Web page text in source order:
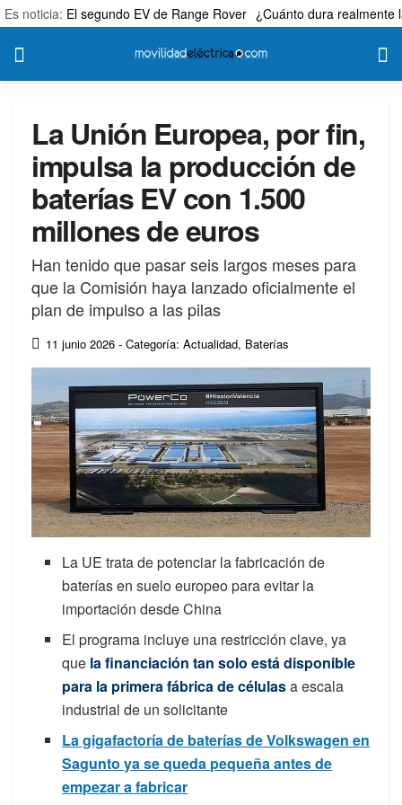
Es noticia: El segundo EV de Range Rover ¿Cuánto dura realmente
La Unión Europea, por fin,
impulsa la producción de
baterías EV con 1.500
millones de euros
Han tenido que pasar seis largos meses para
que la Comisión haya lanzado oficialmente el
plan de impulso a las pilas
11 junio 2026 - Categoría: Actualidad, Baterías
La UE trata de potenciar la fabricación de
baterías en suelo europeo para evitar la
importación desde China
El programa incluye una restricción clave, ya
que la financiación tan solo está disponible
para la primera fábrica de célulasa escala
industrial de un solicitante
La gigafactoría de baterías de Volkswagen en
Sagunto ya se queda pequeña antes de
empezar a fabricar